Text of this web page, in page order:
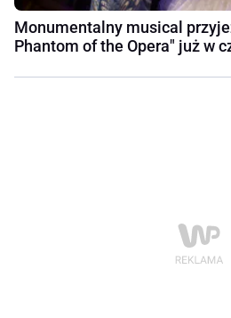
Monumentalny musical
Phantom of the Opera" już w